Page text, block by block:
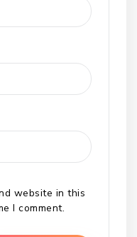
website in this
I comment.